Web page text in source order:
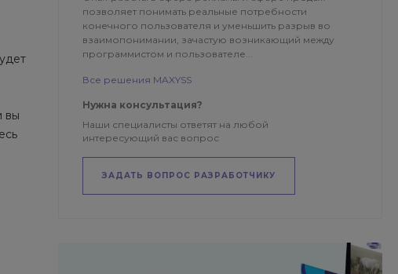
вы
позволяет понимать реальные потребности
конечного пользователя и уменьшить разрыв во
взаимопонимании, зачастую возникающий между
программистом и пользователе...
Все решения MAXYSS
Нужна консультация?
Наши специалисты ответят на любой
интересующий вас вопрос
ЗАДАТЬ ВОПРОС РАЗРАБОТЧИКУ